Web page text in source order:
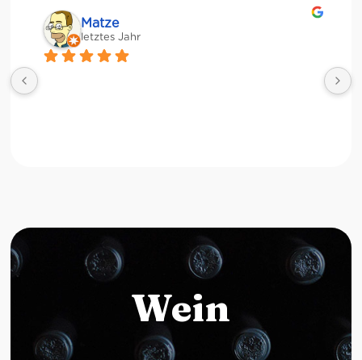
Matze
letztes Jahr
Wein